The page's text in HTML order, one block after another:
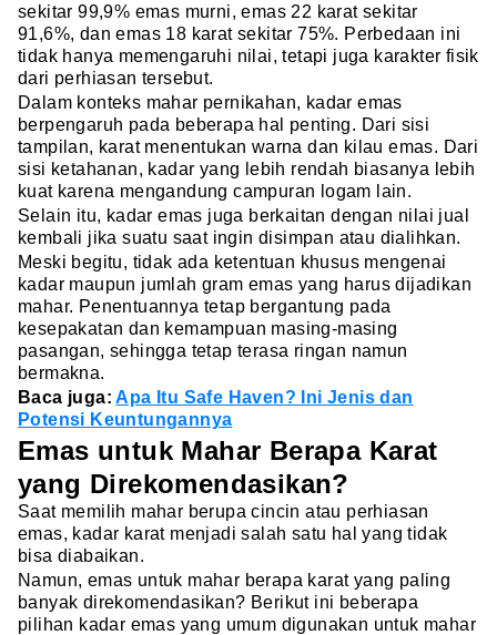
sekitar 99,9% emas murni, emas 22 karat sekitar
91,6%, dan emas 18 karat sekitar 75%. Perbedaan ini
tidak hanya memengaruhi nilai, tetapi juga karakter fisik
dari perhiasan tersebut.
Dalam konteks mahar pernikahan, kadar emas
berpengaruh pada beberapa hal penting. Dari sisi
tampilan, karat menentukan warna dan kilau emas. Dari
sisi ketahanan, kadar yang lebih rendah biasanya lebih
kuat karena mengandung campuran logam lain.
Selain itu, kadar emas juga berkaitan dengan nilai jual
kembali jika suatu saat ingin disimpan atau dialihkan.
Meski begitu, tidak ada ketentuan khusus mengenai
kadar maupun jumlah gram emas yang harus dijadikan
mahar. Penentuannya tetap bergantung pada
kesepakatan dan kemampuan masing-masing
pasangan, sehingga tetap terasa ringan namun
bermakna.
Baca juga:Apa Itu Safe Haven? Ini Jenis dan
Potensi Keuntungannya
Emas untuk Mahar Berapa Karat
yang Direkomendasikan?
Saat memilih mahar berupa cincin atau perhiasan
emas, kadar karat menjadi salah satu hal yang tidak
bisa diabaikan.
Namun, emas untuk mahar berapa karat yang paling
banyak direkomendasikan? Berikut ini beberapa
pilihan kadar emas yang umum digunakan untuk mahar